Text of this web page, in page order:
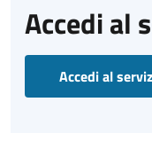
Accedi al
Accedi al